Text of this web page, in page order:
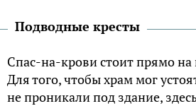
Подводные кресты
Спас-на-крови стоит прямо на
Для того, чтобы храм мог
не проникали под здание,